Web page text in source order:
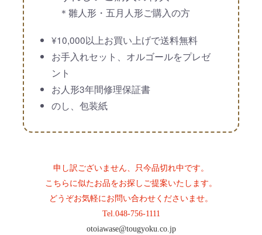
＊雛人形・五月人形ご購入の方
¥10,000以上お買い上げで送料無料
お手入れセット、オルゴールをプレゼ
ント
お人形3年間修理保証書
のし、包装紙
申し訳ございません、只今品切れ中です。
こちらに似たお品をお探しご提案いたします。
どうぞお気軽にお問い合わせくださいませ。
Tel. 048-756-1111
otoiawase@tougyoku.co.jp